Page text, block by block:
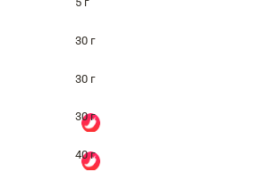
30 г
30 г
30 г
40 г